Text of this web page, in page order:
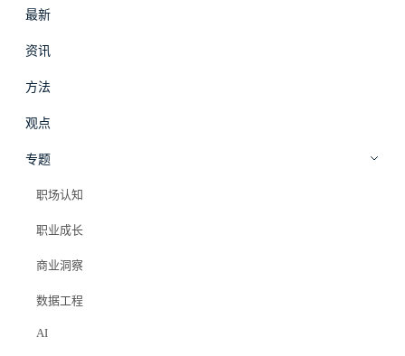
最新
资讯
方法
观点
专题
职场认知
职业成长
商业洞察
数据工程
AI